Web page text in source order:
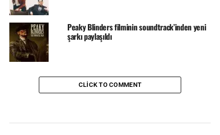
Peaky Blinders filminin soundtrack’inden yeni
şarkı paylaşıldı
CLICK TO COMMENT